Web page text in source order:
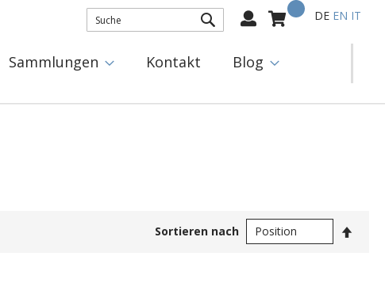
Mein Warenkorb
Select
DE EN IT
Sammlungen Kontakt Blog
Sortieren nach